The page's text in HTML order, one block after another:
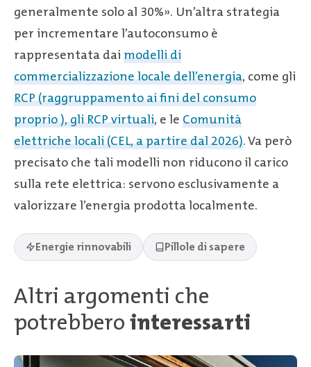
generalmente solo al 30%». Un’altra strategia
per incrementare l’autoconsumo è
rappresentata dai modelli di
commercializzazione locale dell’energia, come gli
RCP (raggruppamento ai fini del consumo
proprio ), gli RCP virtuali, e le Comunità
elettriche locali (CEL, a partire dal 2026). Va però
precisato che tali modelli non riducono il carico
sulla rete elettrica: servono esclusivamente a
valorizzare l’energia prodotta localmente.
Energie rinnovabili Pillole di sapere
Altri argomenti che
potrebberointeressarti